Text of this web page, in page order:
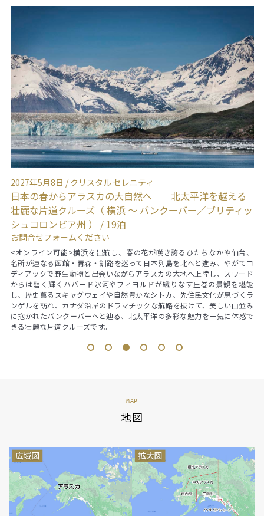
2027年5月8日 / クリスタル セレニティ
日本の春からアラスカの大自然へ──北太平洋を越える
壮麗な片道クルーズ（ 横浜 ～ バンクーバー／ブリティッ
シュコロンビア州 ） / 19泊
お問合せフォームください
<オンライン可能>横浜を出航し、春の花が咲き誇るひたちなかや仙台、
名所が連なる函館・青森・釧路を巡って日本列島を北へと進み、やがてコ
ディアックで野生動物と出会いながらアラスカの大地へ上陸し、スワード
からは碧く輝くハバード氷河やフィヨルドが織りなす圧巻の景観を堪能
し、歴史薫るスキャグウェイや自然豊かなシトカ、先住民文化が息づくラ
ンゲルを訪れ、カナダ沿岸のドラマチックな航路を抜けて、美しい山並み
に抱かれたバンクーバーへと辿る、北太平洋の多彩な魅力を一気に体感で
きる壮麗な片道クルーズです。
1 2 3 4 5 6
MAP
地図